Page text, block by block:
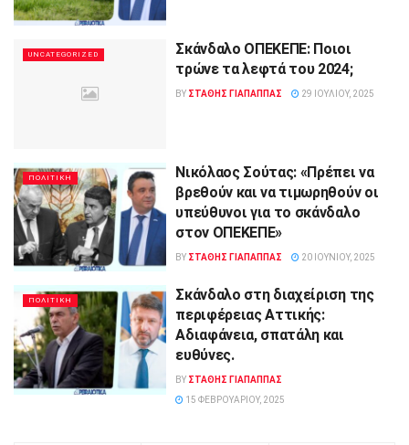
UNCATEGORIZED
Σκάνδαλο ΟΠΕΚΕΠΕ: Ποιοι
τρώνε τα λεφτά του 2024;
BY ΣΤΑΘΗΣ ΓΊΑΠΑΠΠΑΣ 29 ΙΟΥΛΊΟΥ, 2025
ΠΟΛΙΤΙΚΗ
Νικόλαος Σούτας: «Πρέπει να
βρεθούν και να τιμωρηθούν οι
υπεύθυνοι για το σκάνδαλο
στον ΟΠΕΚΕΠΕ»
BY ΣΤΑΘΗΣ ΓΊΑΠΑΠΠΑΣ 20 ΙΟΥΝΊΟΥ, 2025
ΠΟΛΙΤΙΚΗ
Σκάνδαλο στη διαχείριση της
περιφέρειας Αττικής:
Αδιαφάνεια, σπατάλη και
ευθύνες.
BY ΣΤΑΘΗΣ ΓΊΑΠΑΠΠΑΣ
15 ΦΕΒΡΟΥΑΡΊΟΥ, 2025